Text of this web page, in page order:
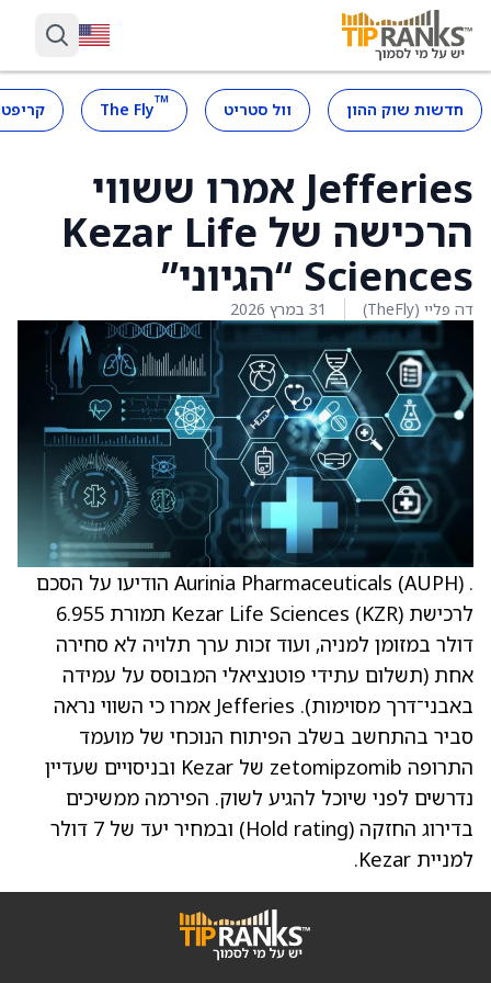
חדשות שוק ההון וול סטריט ™
The Fly
Jefferies אמרו ששווי
הרכישה של Kezar Life
Sciences “הגיוני”
דה פליי (TheFly) 31 במרץ 2026
. Aurinia Pharmaceuticals (AUPH) הודיעו על הסכם
לרכישת Kezar Life Sciences (KZR) תמורת 6.955
דולר במזומן למניה, ועוד זכות ערך תלויה לא סחירה
אחת (תשלום עתידי פוטנציאלי המבוסס על עמידה
באבני־דרך מסוימות). Jefferies אמרו כי השווי נראה
סביר בהתחשב בשלב הפיתוח הנוכחי של מועמד
התרופה zetomipzomib של Kezar ובניסויים שעדיין
נדרשים לפני שיוכל להגיע לשוק. הפירמה ממשיכים
בדירוג החזקה (Hold rating) ובמחיר יעד של 7 דולר
למניית Kezar.